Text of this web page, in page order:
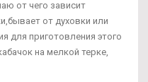
от чего зависит
от духовки или
для приготовления этого
на мелкой терке,